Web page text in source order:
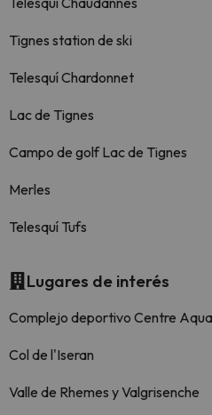
Tignes station de ski
Telesquí Chardonnet
Lac de Tignes
Campo de golf Lac de Tignes
Merles
Telesquí Tufs
Lugares de interés
Complejo deportivo Centre
Col de l'Iseran
Valle de Rhemes y Valgrisenche